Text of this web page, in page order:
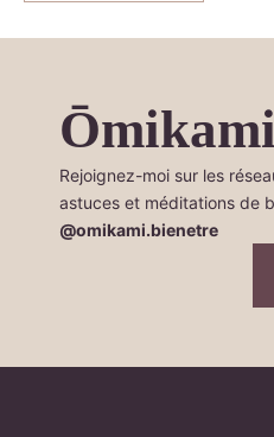
Ōmikami
Rejoignez-moi sur les
astuces et méditations de
@omikami.bienetre